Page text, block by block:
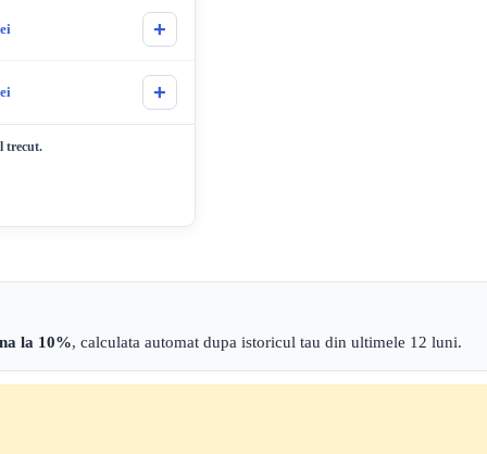
+
+
trecut.
la 10%, calculata automat dupa istoricul tau din ultimele 12 luni.